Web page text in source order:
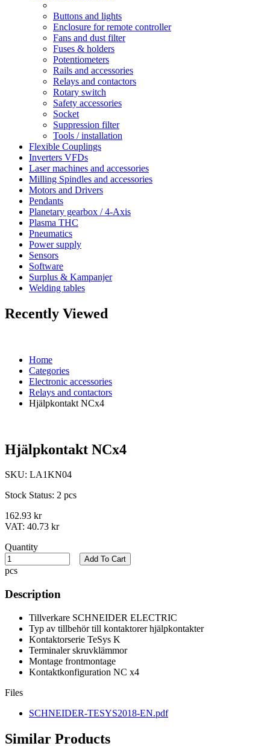
Buttons and lights
Enclosure for remote controller
Fans and dust filter
Fuses & holders
Potentiometers
Rails and accessories
Relays and contactors
Rotary switch
Safety accessories
Socket
Suppression filter
Tools / installation
Flexible Couplings
Inverters VFDs
Laser machines and accessories
Milling Spindles and accessories
Motors and Drivers
Pendants
Planetary gearbox / 4-Axis
Plasma THC
Pneumatics
Power supply
Sensors
Software
Surplus & Kampanjer
Welding tables
Recently Viewed
Home
Categories
Electronic accessories
Relays and contactors
Hjälpkontakt NCx4
Hjälpkontakt NCx4
SKU: LA1KN04
Stock Status: 2 pcs
162.93 kr
VAT: 40.73 kr
Quantity
pcs
Add To Cart
Description
Tillverkare SCHNEIDER ELECTRIC
Typ av tillbehör till kontaktorer hjälpkontakter
Kontaktorserie TeSys K
Terminaler skruvklämmor
Montage frontmontage
Kontaktkonfiguration NC x4
Files
SCHNEIDER-TESYS2018-EN.pdf
Similar Products